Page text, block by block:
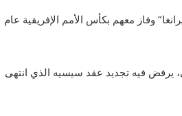
وفاز معهم بكأس الأمم الإفريقية عام
يرفض فيه تجديد عقد سيسيه الذي انتهى